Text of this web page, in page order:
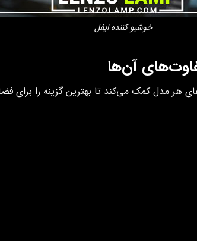
خوشبو کننده ایفل
آن‌ها
هر مدل کمک می‌کند تا بهترین گزینه را برای